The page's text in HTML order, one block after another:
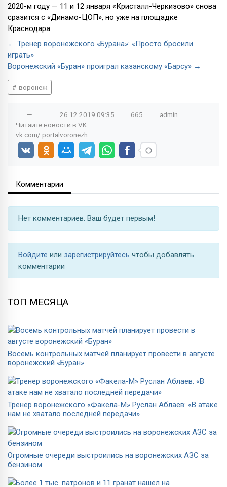
2020-м году — 11 и 12 января «Кристалл-Черкизово» снова
сразится с «Динамо-ЦОП», но уже на площадке
Краснодара.
← Тренер воронежского «Бурана»: «Просто бросили
играть»
Воронежский «Буран» проиграл казанскому «Барсу» →
воронеж
— 26.12.2019 09:35 665
admin
Читайте новости в VK
vk.com/ portalvoronezh
Комментарии
Нет комментариев. Ваш будет первым!
Войдите или зарегистрируйтесь чтобы добавлять
комментарии
ТОП МЕСЯЦА
Восемь контрольных матчей планирует провести в августе
воронежский «Буран»
Тренер воронежского «Факела-М» Руслан Аблаев: «В атаке
нам не хватало последней передачи»
Огромные очереди выстроились на воронежских АЗС за
бензином